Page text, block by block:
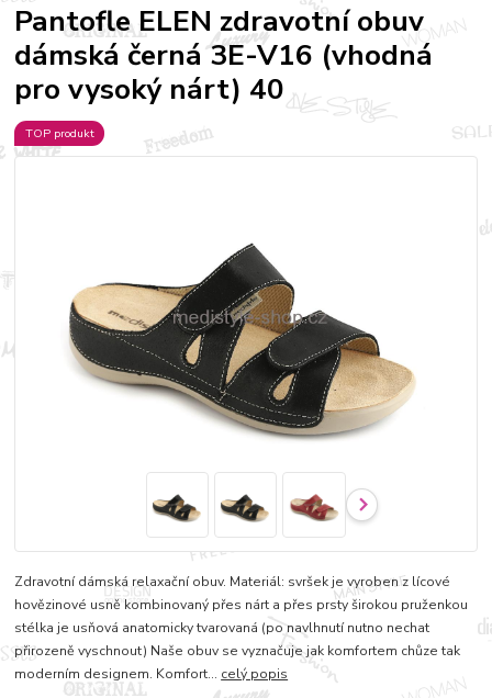
Pantofle ELEN zdravotní obuv
dámská černá 3E-V16 (vhodná
pro vysoký nárt) 40
TOP produkt
Zdravotní dámská relaxační obuv. Materiál: svršek je vyroben z lícové
hovězinové usně kombinovaný přes nárt a přes prsty širokou pruženkou
stélka je usňová anatomicky tvarovaná (po navlhnutí nutno nechat
přirozeně vyschnout) Naše obuv se vyznačuje jak komfortem chůze tak
moderním designem. Komfort... celý popis